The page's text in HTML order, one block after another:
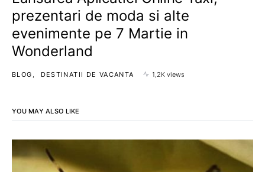
prezentari de moda si alte
evenimente pe 7 Martie in
Wonderland
BLOG DESTINATII DE VACANTA 1,2K views
YOU MAY ALSO LIKE